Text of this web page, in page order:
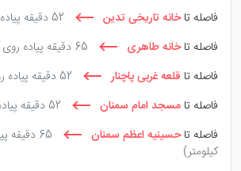
فاصله تاخانه تاریخی تدین 52 دقیقه پیاده روی
فاصله تاخانه طاهری 65 دقیقه پیاده روی
فاصله تا قلعه غربی پاچنار 52 دقیقه پیاده روی
فاصله تا مسجد امام سمنان 52 دقیقه پیاده روی
فاصله تاحسینیه اعظم سمنان 65 دقیقه پیاده روی
کیلومتر)